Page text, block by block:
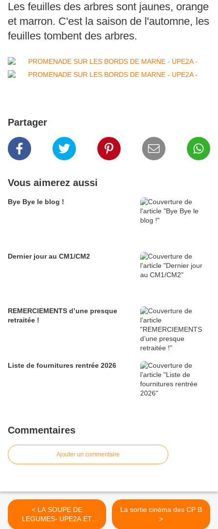
Les feuilles des arbres sont jaunes, orange
et marron. C'est la saison de l'automne, les
feuilles tombent des arbres.
Partager
Vous aimerez aussi
Bye Bye le blog !
Dernier jour au CM1/CM2
REMERCIEMENTS d’une presque
retraitée !
Liste de fournitures rentrée 2026
Commentaires
Ajouter un commentaire
< LA SOUPE DE
LEGUMES- UPE2A ET
La sortie cinéma des CP B
>